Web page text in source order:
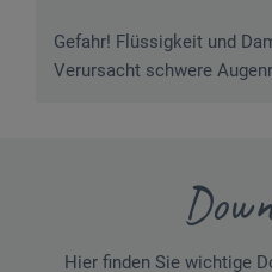
Gefahr! Flüssigkeit und
Verursacht schwere
Hier finden Sie wichtige